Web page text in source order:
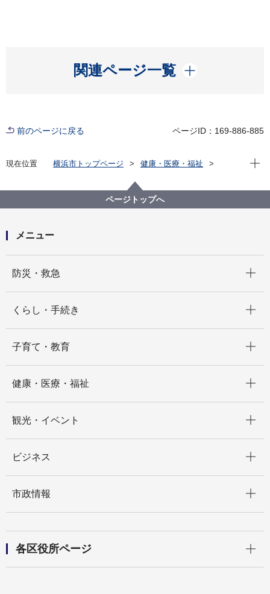
関連ページ一覧
開く
前のページに戻る ページID：169-886-885
現在位置 横浜市トップページ
健康・医療・福祉
横浜市看護職員 採用情報
現在
ページトップへ
メニュー
防災・救急
くらし・手続き
子育て・教育
健康・医療・福祉
観光・イベント
ビジネス
市政情報
各区役所ページ